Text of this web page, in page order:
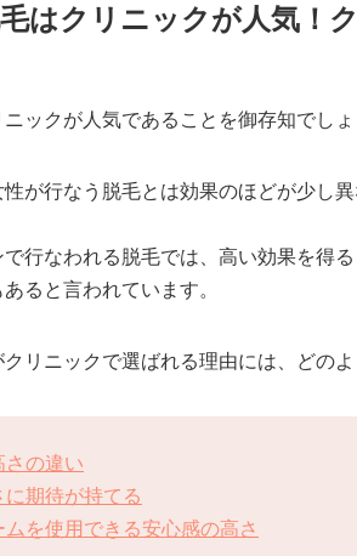
はクリニックが人気！
ックが人気であることを御存知でし
が行なう脱毛とは効果のほどが少し
行なわれる脱毛では、高い効果を得
ると言われています。
リニックで選ばれる理由には、どの
の違い
期待が持てる
を使用できる安心感の高さ